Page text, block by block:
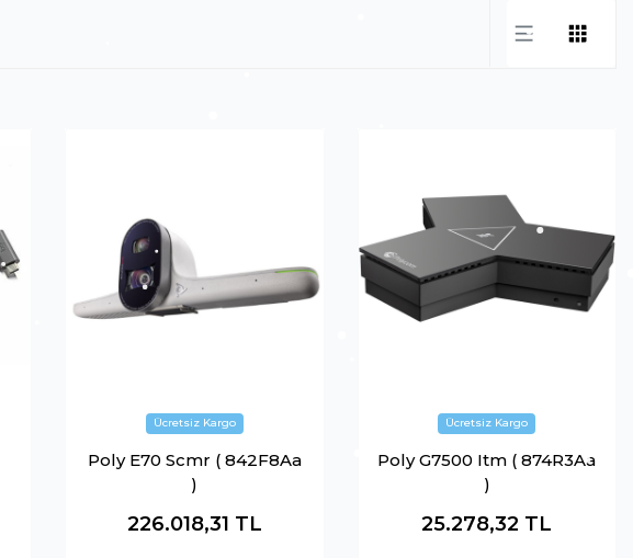
Poly E70 Scmr ( 842F8Aa
)
226.018,31 TL
Poly G7500 Itm ( 874R3Aa
)
25.278,32 TL